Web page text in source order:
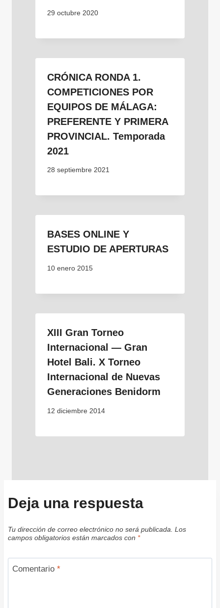
29 octubre 2020
CRÓNICA RONDA 1.
COMPETICIONES POR
EQUIPOS DE MÁLAGA:
PREFERENTE Y PRIMERA
PROVINCIAL. Temporada
2021
28 septiembre 2021
BASES ONLINE Y
ESTUDIO DE APERTURAS
10 enero 2015
XIII Gran Torneo
Internacional — Gran
Hotel Bali. X Torneo
Internacional de Nuevas
Generaciones Benidorm
12 diciembre 2014
Deja una respuesta
Tu dirección de correo electrónico no será publicada. Los
campos obligatorios están marcados con *
Comentario *